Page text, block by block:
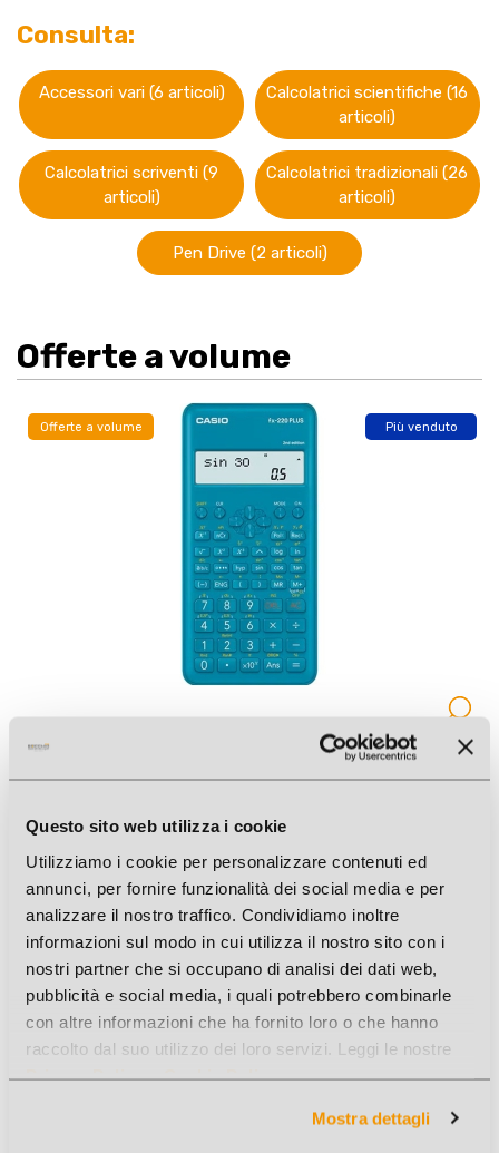
Questo sito web utilizza i cookie
Utilizziamo i cookie per personalizzare contenuti ed
annunci, per fornire funzionalità dei social media e per
analizzare il nostro traffico. Condividiamo inoltre
informazioni sul modo in cui utilizza il nostro sito con i
nostri partner che si occupano di analisi dei dati web,
pubblicità e social media, i quali potrebbero combinarle
con altre informazioni che ha fornito loro o che hanno
raccolto dal suo utilizzo dei loro servizi. Leggi le nostre
Privacy PolicyeCookie Policy.
Mostra dettagli
Consulta:
Accessori vari (6 articoli)
Calcolatrici scientifiche (16
articoli)
Calcolatrici scriventi (9
articoli)
Calcolatrici tradizionali (26
articoli)
Pen Drive (2 articoli)
Offerte a volume
Offerte a volume Più venduto
CALCOLATRICE SCIENTIFICA FX-220PLUS-2 CASIO
Cod. Art.: 12401
Offerte a volume